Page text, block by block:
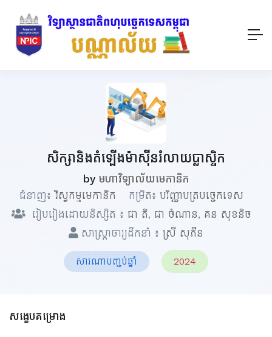
សិក្សានិងតំឡើងម៉ាស៊ីនរំលាយប្លាស្ទិក
by មហាវិទ្យាល័យមេកានិក
ជំនាញ៖វិស្វកម្មមេកានិក កម្រិត៖ បរិញ្ញាបត្របច្ចេកទេស
រៀបរៀងដោយនិស្សិត ៖ ជា តិ, ជា ចំណាន, គន សុខនិច
សាស្ត្រាចារ្យដឹកនាំ ៖ ស្រី សុភីន
សារណាបញ្ចប់ឆ្នាំ 2024
សង្ខេបគម្រោង